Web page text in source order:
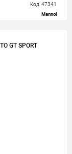
Код: 47341
Mannol
GT SPORT